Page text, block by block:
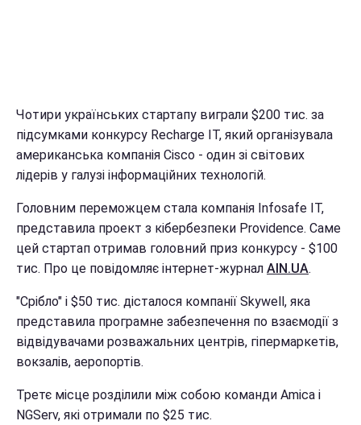
Чотири українських стартапу виграли $200 тис. за
підсумками конкурсу Recharge IT, який організувала
американська компанія Cisco - один зі світових
лідерів у галузі інформаційних технологій.
Головним переможцем стала компанія Infosafe IT,
представила проект з кібербезпеки Providence. Саме
цей стартап отримав головний приз конкурсу - $100
тис. Про це повідомляє інтернет-журнал AIN.UA.
"Срібло" і $50 тис. дісталося компанії Skywell, яка
представила програмне забезпечення по взаємодії з
відвідувачами розважальних центрів, гіпермаркетів,
вокзалів, аеропортів.
Третє місце розділили між собою команди Amica і
NGServ, які отримали по $25 тис.